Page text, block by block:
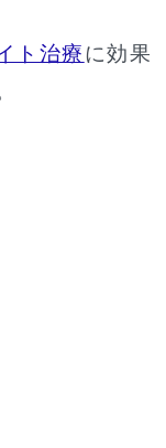
ト治療に効果